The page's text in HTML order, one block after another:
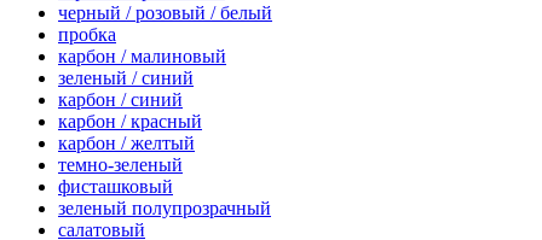
черный / розовый / белый
пробка
карбон / малиновый
зеленый / синий
карбон / синий
карбон / красный
карбон / желтый
темно-зеленый
фисташковый
зеленый полупрозрачный
салатовый